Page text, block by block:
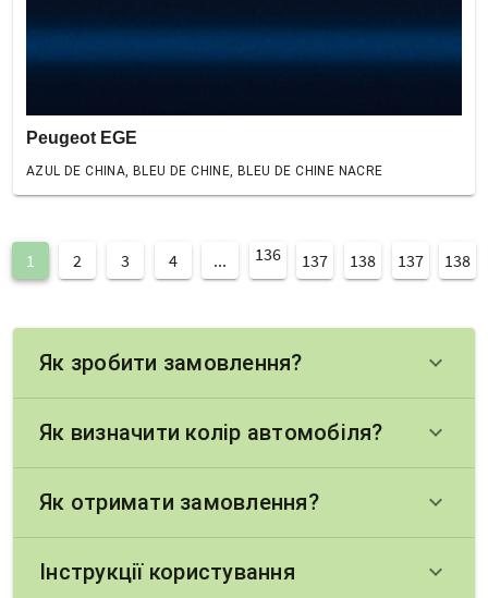
Peugeot EGE
AZUL DE CHINA, BLEU DE CHINE, BLEU DE CHINE NACRE
1 2 3 4 ... 136 137 138 137 138
Як зробити замовлення? keyboard_arrow_down
Як визначити колір автомобіля? keyboard_arrow_down
Як отримати замовлення? keyboard_arrow_down
Інструкції користування keyboard_arrow_down